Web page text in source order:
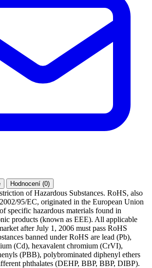
Hodnocení (0)
of Hazardous Substances. RoHS, also
95/EC, originated in the European Union
specific hazardous materials found in
products (known as EEE). All applicable
after July 1, 2006 must pass RoHS
banned under RoHS are lead (Pb),
(Cd), hexavalent chromium (CrVI),
(PBB), polybrominated diphenyl ethers
phthalates (DEHP, BBP, BBP, DIBP).